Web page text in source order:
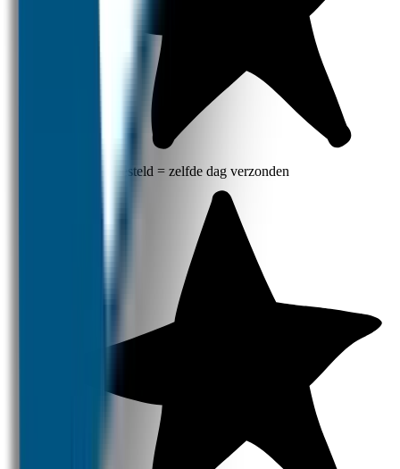
Voor 12 uur besteld = zelfde dag verzonden